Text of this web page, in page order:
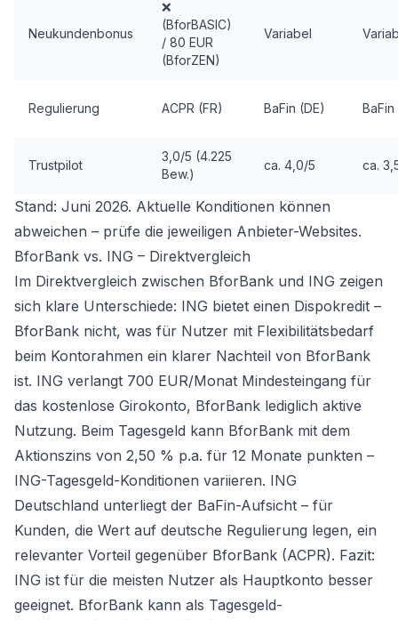
Neukundenbonus
❌
(BforBASIC)
/ 80 EUR
(BforZEN)
Variabel
Regulierung ACPR (FR) BaFin (DE) BaFin
Trustpilot
3,0/5 (4.225
Bew.)
ca. 4,0/5 ca.
Stand: Juni 2026. Aktuelle Konditionen können
abweichen – prüfe die jeweiligen Anbieter-Websites.
BforBank vs. ING – Direktvergleich
Im Direktvergleich zwischen BforBank und ING zeigen
sich klare Unterschiede: ING bietet einen Dispokredit –
BforBank nicht, was für Nutzer mit Flexibilitätsbedarf
beim Kontorahmen ein klarer Nachteil von BforBank
ist. ING verlangt 700 EUR/Monat Mindesteingang für
das kostenlose Girokonto, BforBank lediglich aktive
Nutzung. Beim Tagesgeld kann BforBank mit dem
Aktionszins von 2,50 % p.a. für 12 Monate punkten –
ING-Tagesgeld-Konditionen variieren. ING
Deutschland unterliegt der BaFin-Aufsicht – für
Kunden, die Wert auf deutsche Regulierung legen, ein
relevanter Vorteil gegenüber BforBank (ACPR). Fazit:
ING ist für die meisten Nutzer als Hauptkonto besser
geeignet. BforBank kann als Tagesgeld-